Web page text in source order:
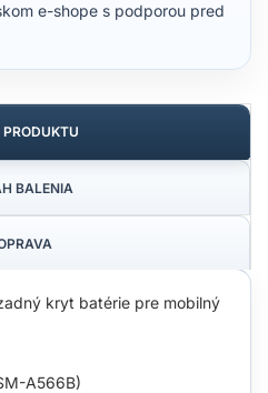
e-shope s podporou pred
PRODUKTU
BALENIA
kryt batérie pre mobilný
A566B)